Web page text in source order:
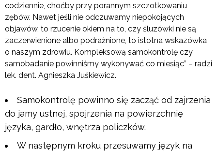
codziennie, choćby przy porannym szczotkowaniu
zębów. Nawet jeśli nie odczuwamy niepokojących
objawów, to rzucenie okiem na to, czy śluzówki nie są
zaczerwienione albo podrażnione, to istotna wskazówka
o naszym zdrowiu. Kompleksową samokontrolę czy
samobadanie powinniśmy wykonywać co miesiąc” – radzi
lek. dent. Agnieszka Juśkiewicz.
Samokontrolę powinno się zacząć od zajrzenia
do jamy ustnej, spojrzenia na powierzchnię
języka, gardło, wnętrza policzków.
W następnym kroku przesuwamy język na